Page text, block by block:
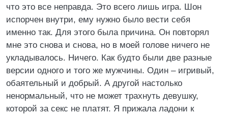
что это все неправда. Это всего лишь игра. Шон
испорчен внутри, ему нужно было вести себя
именно так. Для этого была причина. Он повторял
мне это снова и снова, но в моей голове ничего не
укладывалось. Ничего. Как будто были две разные
версии одного и того же мужчины. Один – игривый,
обаятельный и добрый. А другой настолько
ненормальный, что не может трахнуть девушку,
которой за секс не платят. Я прижала ладони к